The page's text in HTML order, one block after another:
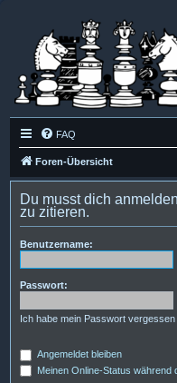
FAQ
Foren-Übersicht
Du musst dich
zu zitieren.
Benutzername:
Passwort:
Ich habe mein Passwort vergessen
Angemeldet bleiben
Meinen Online-Status während